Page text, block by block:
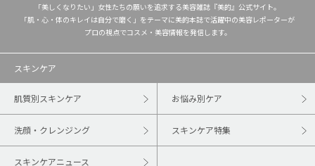
「美しくなりたい」女性たちの願いを追求する美容雑誌『美的』公式サイト。
「肌・心・体のキレイは自分で磨く」をテーマに美的本誌で活躍中の美容レポーターが
プロの視点でコスメ・美容情報を発信します。
スキンケア
肌質別スキンケア お悩み別ケア
洗顔・クレンジング スキンケア特集
スキンケアニュース